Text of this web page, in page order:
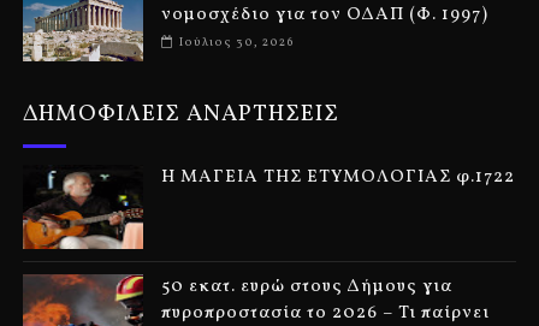
νομοσχέδιο για τον ΟΔΑΠ (Φ. 1997)
Ιούλιος 30, 2026
ΔΗΜΟΦΙΛΕΙΣ ΑΝΑΡΤΗΣΕΙΣ
Η ΜΑΓΕΙΑ ΤΗΣ ΕΤΥΜΟΛΟΓΙΑΣ φ.1722
50 εκατ. ευρώ στους Δήμους για
πυροπροστασία το 2026 – Τι παίρνει